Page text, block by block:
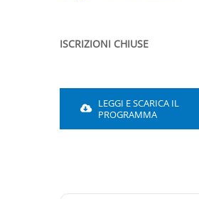
ISCRIZIONI CHIUSE
LEGGI E SCARICA IL
PROGRAMMA